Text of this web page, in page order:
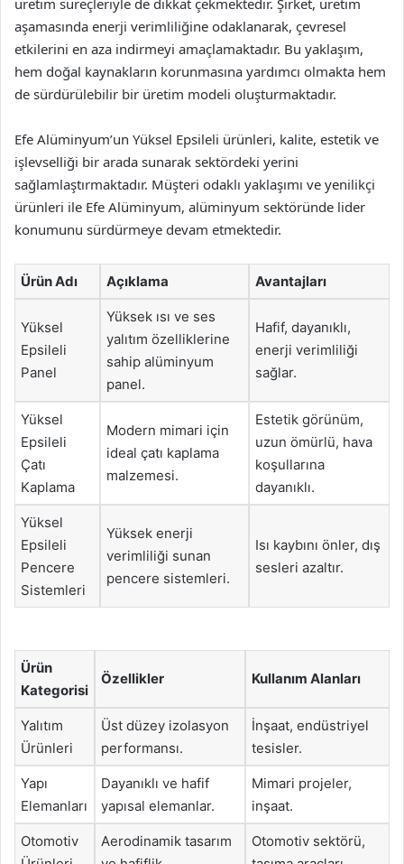
aşamasında enerji verimliliğine odaklanarak, çevresel
etkilerini en aza indirmeyi amaçlamaktadır. Bu yaklaşım,
hem doğal kaynakların korunmasına yardımcı olmakta hem
de sürdürülebilir bir üretim modeli oluşturmaktadır.
Efe Alüminyum’un Yüksel Epsileli ürünleri, kalite, estetik ve
işlevselliği bir arada sunarak sektördeki yerini
sağlamlaştırmaktadır. Müşteri odaklı yaklaşımı ve yenilikçi
ürünleri ile Efe Alüminyum, alüminyum sektöründe lider
konumunu sürdürmeye devam etmektedir.
Ürün Adı Açıklama Avantajları
Yüksel
Epsileli
Panel
Yüksek ısı ve ses
yalıtım özelliklerine
sahip alüminyum
panel.
Hafif, dayanıklı,
enerji verimliliği
sağlar.
Yüksel
Epsileli
Çatı
Kaplama
Modern mimari için
ideal çatı kaplama
malzemesi.
Estetik görünüm,
uzun ömürlü, hava
koşullarına
dayanıklı.
Yüksel
Epsileli
Pencere
Sistemleri
Yüksek enerji
verimliliği sunan
pencere sistemleri.
Isı kaybını önler, dış
sesleri azaltır.
Ürün
Kategorisi
Özellikler Kullanım Alanları
Yalıtım
Ürünleri
Üst düzey izolasyon
performansı.
İnşaat, endüstriyel
tesisler.
Yapı
Elemanları
Dayanıklı ve hafif
yapısal elemanlar.
Mimari projeler,
inşaat.
Otomotiv
Aerodinamik tasarım
Otomotiv sektörü,